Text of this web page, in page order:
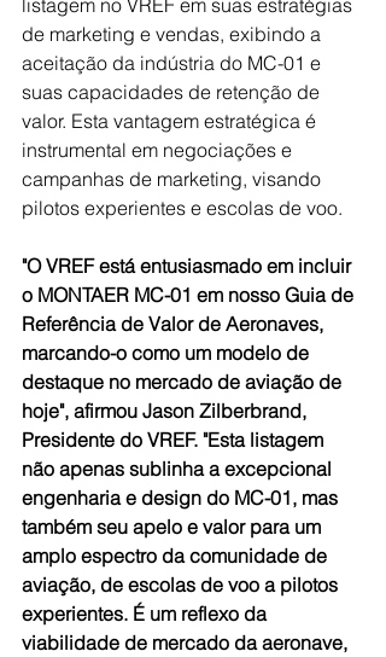
listagem no VREF em suas estratégias
de marketing e vendas, exibindo a
aceitação da indústria do MC-01 e
suas capacidades de retenção de
valor. Esta vantagem estratégica é
instrumental em negociações e
campanhas de marketing, visando
pilotos experientes e escolas de voo.
"O VREF está entusiasmado em incluir
o MONTAER MC-01 em nosso Guia de
Referência de Valor de Aeronaves,
marcando-o como um modelo de
destaque no mercado de aviação de
hoje", afirmou Jason Zilberbrand,
Presidente do VREF. "Esta listagem
não apenas sublinha a excepcional
engenharia e design do MC-01, mas
também seu apelo e valor para um
amplo espectro da comunidade de
aviação, de escolas de voo a pilotos
experientes. É um reflexo da
viabilidade de mercado da aeronave,